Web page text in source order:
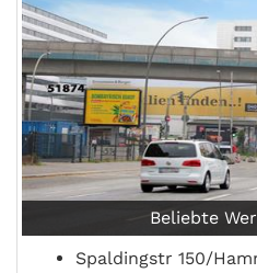
Beliebte
Spaldingstr 150/